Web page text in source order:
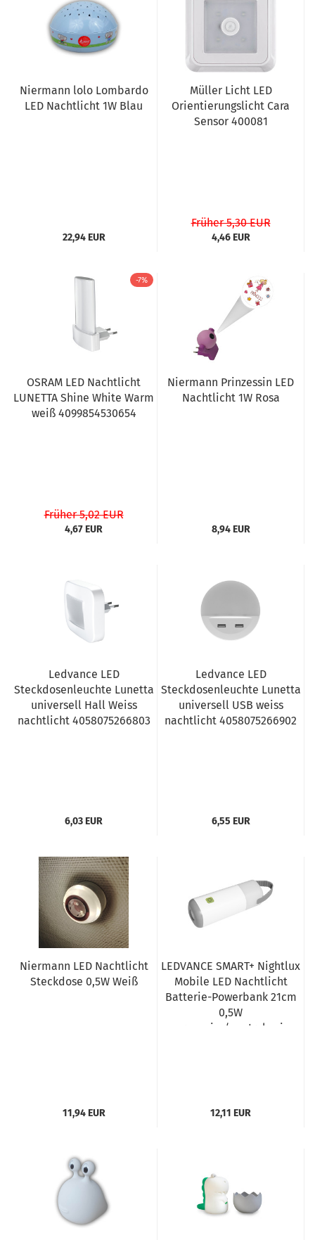
Niermann lolo Lombardo
LED Nachtlicht 1W Blau
22,94 EUR
Müller Licht LED
Orientierungslicht Cara
Sensor 400081
Früher 5,30 EUR
4,46 EUR
-7%
OSRAM LED Nachtlicht
LUNETTA Shine White Warm
weiß 4099854530654
Früher 5,02 EUR
4,67 EUR
Niermann Prinzessin LED
Nachtlicht 1W Rosa
8,94 EUR
Ledvance LED
Steckdosenleuchte Lunetta
universell Hall Weiss
nachtlicht 4058075266803
6,03 EUR
Ledvance LED
Steckdosenleuchte Lunetta
universell USB weiss
nachtlicht 4058075266902
6,55 EUR
Niermann LED Nachtlicht
Steckdose 0,5W Weiß
11,94 EUR
LEDVANCE SMART+ Nightlux
Mobile LED Nachtlicht
Batterie-Powerbank 21cm
0,5W
warmweiss/neutralweiss
12,11 EUR